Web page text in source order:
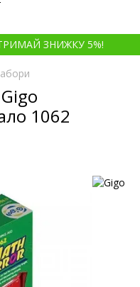
ЗНИЖКУ 5%!
1062